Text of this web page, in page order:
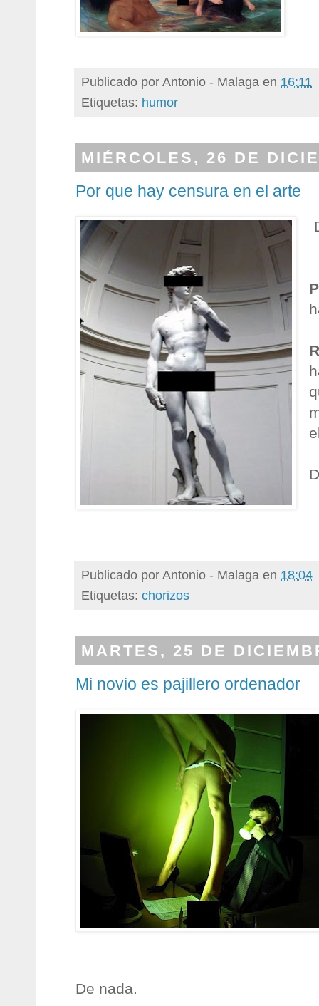
Publicado porAntonio - Malaga en 16:11
Etiquetas: humor
MIÉRCOLES, 26 DE
Por que hay censura en el arte
Publicado porAntonio - Malaga en 18:04
Etiquetas: chorizos
MARTES, 25 DE
Mi novio es pajillero ordenador
De nada.